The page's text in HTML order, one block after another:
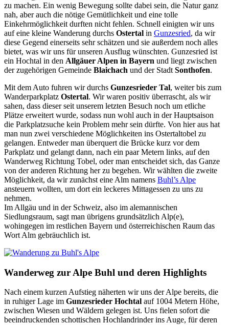
zu machen. Ein wenig Bewegung sollte dabei sein, die Natur ganz
nah, aber auch die nötige Gemütlichkeit und eine tolle
Einkehrmöglichkeit durften nicht fehlen. Schnell einigten wir uns
auf eine kleine Wanderung durchs Ostertal in Gunzesried, da wir
diese Gegend einerseits sehr schätzen und sie außerdem noch alles
bietet, was wir uns für unseren Ausflug wünschten. Gunzesried ist
ein Hochtal in den Allgäuer Alpen in Bayern und liegt zwischen
der zugehörigen Gemeinde Blaichach und der Stadt Sonthofen.
Mit dem Auto fuhren wir durchs Gunzesrieder Tal, weiter bis zum
Wanderparkplatz Ostertal. Wir waren positiv überrascht, als wir
sahen, dass dieser seit unserem letzten Besuch noch um etliche
Plätze erweitert wurde, sodass nun wohl auch in der Hauptsaison
die Parkplatzsuche kein Problem mehr sein dürfte. Von hier aus hat
man nun zwei verschiedene Möglichkeiten ins Ostertaltobel zu
gelangen. Entweder man überquert die Brücke kurz vor dem
Parkplatz und gelangt dann, nach ein paar Metern links, auf den
Wanderweg Richtung Tobel, oder man entscheidet sich, das Ganze
von der anderen Richtung her zu begehen. Wir wählten die zweite
Möglichkeit, da wir zunächst eine Alm namens Buhl’s Alpe
ansteuern wollten, um dort ein leckeres Mittagessen zu uns zu
nehmen.
Im Allgäu und in der Schweiz, also im alemannischen
Siedlungsraum, sagt man übrigens grundsätzlich Alp(e),
wohingegen im restlichen Bayern und österreichischen Raum das
Wort Alm gebräuchlich ist.
Wanderweg zur Alpe Buhl und deren Highlights
Nach einem kurzen Aufstieg näherten wir uns der Alpe bereits, die
in ruhiger Lage im Gunzesrieder Hochtal auf 1004 Metern Höhe,
zwischen Wiesen und Wäldern gelegen ist. Uns fielen sofort die
beeindruckenden schottischen Hochlandrinder ins Auge, für deren